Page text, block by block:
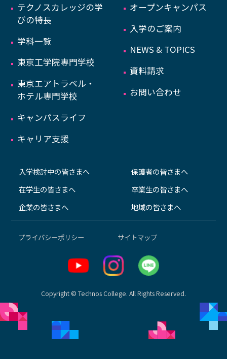
テクノスカレッジの学
びの特長
学科一覧
東京工学院専門学校
東京エアトラベル・
ホテル専門学校
キャンパスライフ
キャリア支援
オープンキャンパス
入学のご案内
NEWS & TOPICS
資料請求
お問い合わせ
入学検討中の皆さまへ
在学生の皆さまへ
企業の皆さまへ
保護者の皆さまへ
卒業生の皆さまへ
地域の皆さまへ
プライバシーポリシー サイトマップ
Copyright © Technos College. All Rights Reserved.